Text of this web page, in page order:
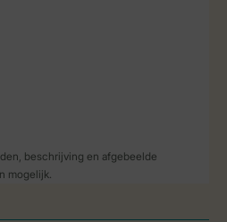
beschrijving en afgebeelde
mogelijk.